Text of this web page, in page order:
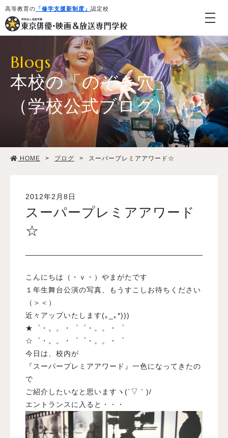
高等教育の 「修学支援新制度」 認定校
学校紹介・教育システム
学生生活
就職・デビュー
入試案内
学校情報
オープンキャンパス
訪問者別メニュー
Blogs
本校の「のぞき穴」
（学校公式ブログ）
HOME > ブログ > スーパープレミアアワード☆
2012年2月8日
スーパープレミアアワード
☆
こんにちは（・ｖ・）やまがたです
１年生舞台公演の写真、もうすこしお待ちください
（＞＜）
近々アップいたします(｡_｡*)))
★゜・。。・゜゜・。。・゜
☆゜・。。・゜゜・。。・゜
今日は、校内が
『スーパープレミアアワード』一色になってきたの
で
ご紹介したいなと思いますヽ(´▽｀)/
エントランスに入ると・・・